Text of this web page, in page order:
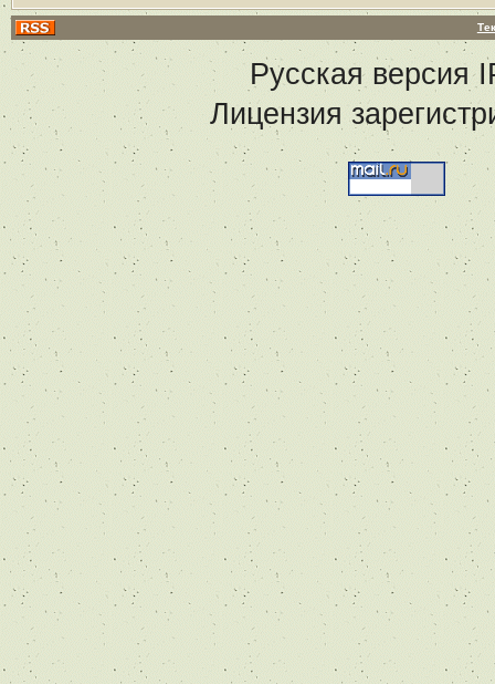
Русская версия
Лицензия